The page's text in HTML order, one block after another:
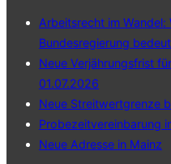
Arbeitsrecht im
Bundesregierung
Neue Verjährungsfrist
01.07.2026
Neue Streitwertgrenze
Probezeitvereinbarung
Neue Adresse in Mainz